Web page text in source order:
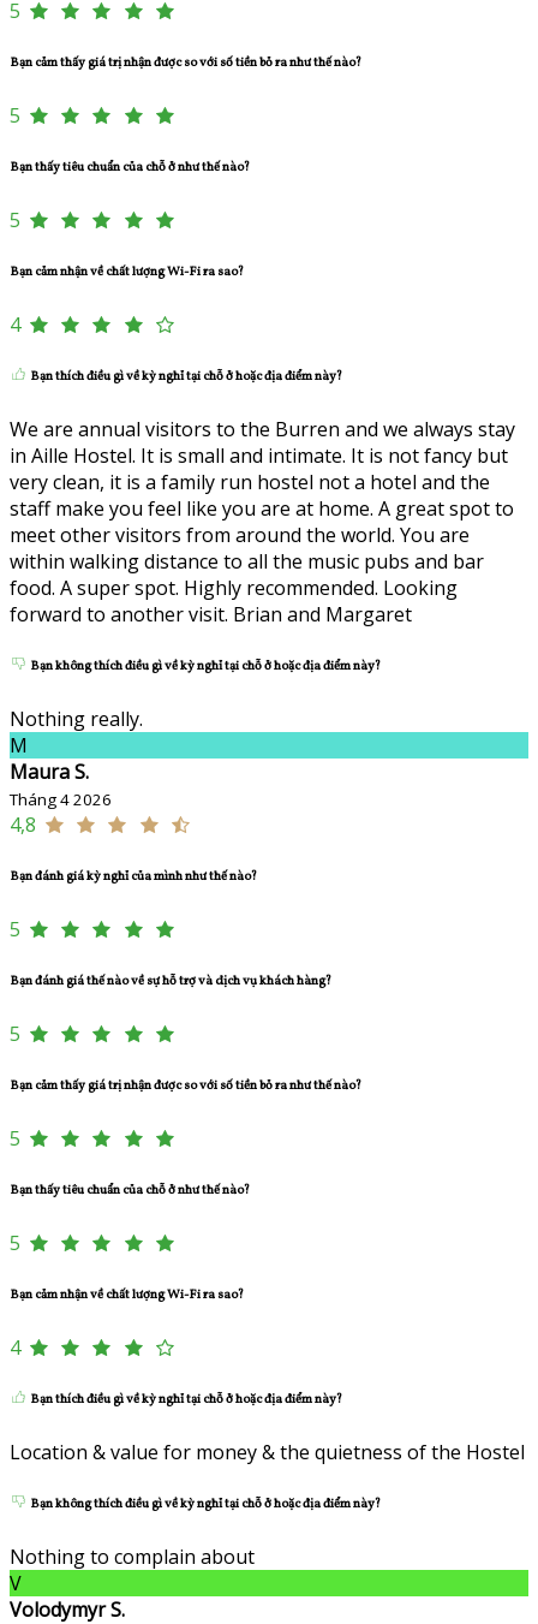
5
Bạn cảm thấy giá trị nhận được so với số tiền bỏ ra như thế nào?
5
Bạn thấy tiêu chuẩn của chỗ ở như thế nào?
5
Bạn cảm nhận về chất lượng Wi-Fi ra sao?
4
Bạn thích điều gì về kỳ nghỉ tại chỗ ở hoặc địa điểm này?
We are annual visitors to the Burren and we always stay
in Aille Hostel. It is small and intimate. It is not fancy but
very clean, it is a family run hostel not a hotel and the
staff make you feel like you are at home. A great spot to
meet other visitors from around the world. You are
within walking distance to all the music pubs and bar
food. A super spot. Highly recommended. Looking
forward to another visit. Brian and Margaret
Bạn không thích điều gì về kỳ nghỉ tại chỗ ở hoặc địa điểm này?
Nothing really.
M
Maura S.
Tháng 4 2026
4,8
Bạn đánh giá kỳ nghỉ của mình như thế nào?
5
Bạn đánh giá thế nào về sự hỗ trợ và dịch vụ khách hàng?
5
Bạn cảm thấy giá trị nhận được so với số tiền bỏ ra như thế nào?
5
Bạn thấy tiêu chuẩn của chỗ ở như thế nào?
5
Bạn cảm nhận về chất lượng Wi-Fi ra sao?
4
Bạn thích điều gì về kỳ nghỉ tại chỗ ở hoặc địa điểm này?
Location & value for money & the quietness of the Hostel
Bạn không thích điều gì về kỳ nghỉ tại chỗ ở hoặc địa điểm này?
Nothing to complain about
V
Volodymyr S.